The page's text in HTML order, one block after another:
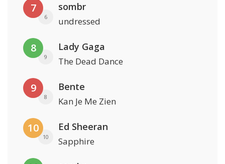
7
6
sombr
undressed
8
9
Lady Gaga
The Dead Dance
9
8
Bente
Kan Je Me Zien
10
10
Ed Sheeran
Sapphire